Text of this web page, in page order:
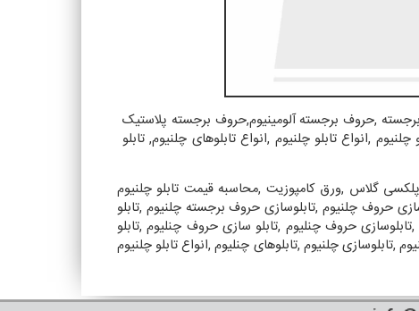
,حروف برجسته آلومینیوم,حروف برجسته پلاستیک
چلنیوم ,انواع تابلو چلنیوم ,انواع تابلوهای چلنیوم, تابلو
گلاس ,ورق کامپوزیت ,محاسبه قیمت تابلو چلنیوم
حروف چلنیوم ,تابلوسازی حروف برجسته چلنیوم ,تابلو
,تابلوسازی حروف چنلیوم ,تابلو سازی حروف چنلیوم ,تابلو
,تابلوسازی چلنیوم ,تابلوهای چنلیوم ,انواع تابلو چلنیوم